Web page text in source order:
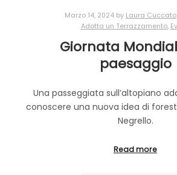
Marzo 14, 2024 by Laura Cuccato
Adotta un Terrazzamento,
Giornata
paesaggio
Una passeggiata sull’altopiano
conoscere una nuova idea di
Negrello.
Read more